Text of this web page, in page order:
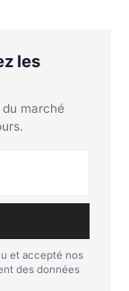
les
marché
et accepté nos
des données